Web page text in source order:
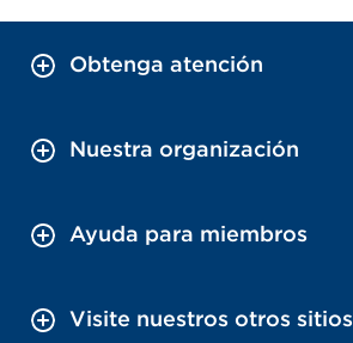
Obtenga atención
Nuestra organización
Ayuda para miembros
Visite nuestros otros sitios